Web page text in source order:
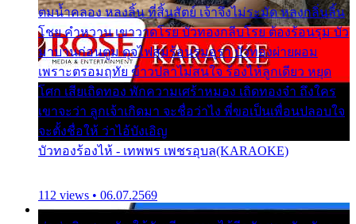
ตมน้ำคลอง หลงลิ้น ที่สิ้นสัตย์ เจ้าจึงไม่ระมัด หลงกลิ่นลิ้น
โชย คำหวาน เขาวาดโรย บัวทองกลีบโรย ต้องร้อนรุม บัว
มาบานก่อนตูม ดุจไฟสุมร้อนรุมอุรา บัวทองผ่ายผอม
เพราะตรอมฤทัย ข้าวปลาไม่สนใจ ร้องไห้ลูกเดียว หยุด
โศก เสียเถิดทอง พักความเศร้าหมอง เถิดทองจ๋า ถึงใคร
เขาจะว่า ลูกเจ้าเกิดมา จะชื่อว่าไง พี่ขอเป็นเพื่อนปลอบใจ
จะตั้งชื่อให้ ว่าไอ้บังเอิญ
บัวทองร้องไห้ - เทพพร เพชรอุบล(KARAOKE)
112 views • 06.07.2569